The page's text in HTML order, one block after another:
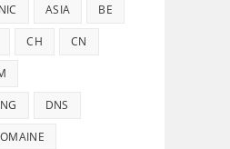
ASIA BE
CH CN
DNS